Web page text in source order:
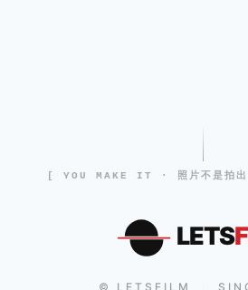
[ YOU MAKE IT · 照片不是拍出
LETS
© LETSFILM